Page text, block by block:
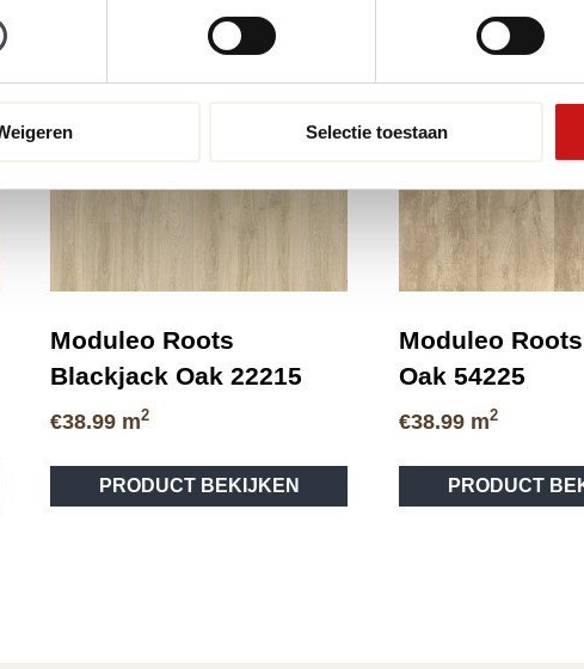
Selectie toestaan
Moduleo Roots
Blackjack Oak 22215
€38.99 m2
PRODUCT BEKIJKEN
Moduleo
Oak 54225
€38.99 m2
PRODUCT